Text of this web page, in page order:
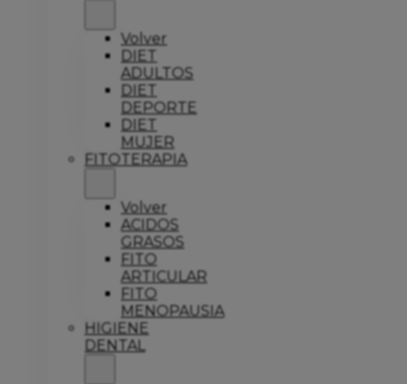
Volver
DIET
ADULTOS
DIET
DEPORTE
DIET
MUJER
FITOTERAPIA
Volver
ACIDOS
GRASOS
FITO
ARTICULAR
FITO
MENOPAUSIA
HIGIENE
DENTAL